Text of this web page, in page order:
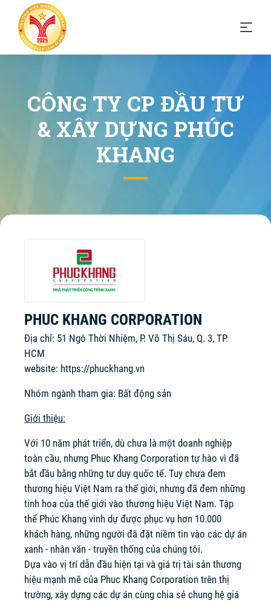
CÔNG TY CP ĐẦU TƯ
& XÂY DỰNG PHÚC
KHANG
PHUC KHANG CORPORATION
Địa chỉ: 51 Ngô Thời Nhiệm, P. Võ Thị Sáu, Q. 3, TP.
HCM
website: https://phuckhang.vn
Nhóm ngành tham gia: Bất động sản
Giới thiệu:
Với 10 năm phát triển, dù chưa là một doanh nghiệp
toàn cầu, nhưng Phuc Khang Corporation tự hào vì đã
bắt đầu bằng những tư duy quốc tế. Tuy chưa đem
thương hiệu Việt Nam ra thế giới, nhưng đã đem những
tinh hoa của thế giới vào thương hiệu Việt Nam. Tập
thể Phúc Khang vinh dự được phục vụ hơn 10.000
khách hàng, những người đã đặt niềm tin vào các dự án
xanh - nhân văn - truyền thống của chúng tôi.
Dựa vào vị trí dẫn đầu hiện tại và giá trị tài sản thương
hiệu mạnh mẽ của Phuc Khang Corporation trên thị
trường, xây dựng các dự án cùng chia sẻ chung hệ giá